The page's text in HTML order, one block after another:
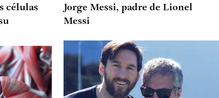
células
Jorge Messi, padre de Lionel
Messi